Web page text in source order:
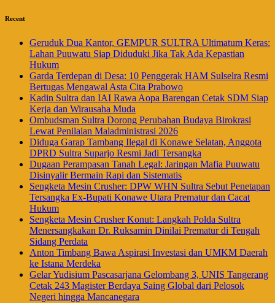
Recent
Geruduk Dua Kantor, GEMPUR SULTRA Ultimatum Keras:
Lahan Puuwatu Siap Diduduki Jika Tak Ada Kepastian
Hukum
Garda Terdepan di Desa: 10 Penggerak HAM Sulselra Resmi
Bertugas Mengawal Asta Cita Prabowo
Kadin Sultra dan IAI Rawa Aopa Barengan Cetak SDM Siap
Kerja dan Wirausaha Muda
Ombudsman Sultra Dorong Perubahan Budaya Birokrasi
Lewat Penilaian Maladministrasi 2026
Diduga Garap Tambang Ilegal di Konawe Selatan, Anggota
DPRD Sultra Suparjo Resmi Jadi Tersangka
Dugaan Perampasan Tanah Legal: Jaringan Mafia Puuwatu
Disinyalir Bermain Rapi dan Sistematis
Sengketa Mesin Crusher: DPW WHN Sultra Sebut Penetapan
Tersangka Ex-Bupati Konawe Utara Prematur dan Cacat
Hukum
Sengketa Mesin Crusher Konut: Langkah Polda Sultra
Menersangkakan Dr. Ruksamin Dinilai Prematur di Tengah
Sidang Perdata
Anton Timbang Bawa Aspirasi Investasi dan UMKM Daerah
ke Istana Merdeka
Gelar Yudisium Pascasarjana Gelombang 3, UNIS Tangerang
Cetak 243 Magister Berdaya Saing Global dari Pelosok
Negeri hingga Mancanegara